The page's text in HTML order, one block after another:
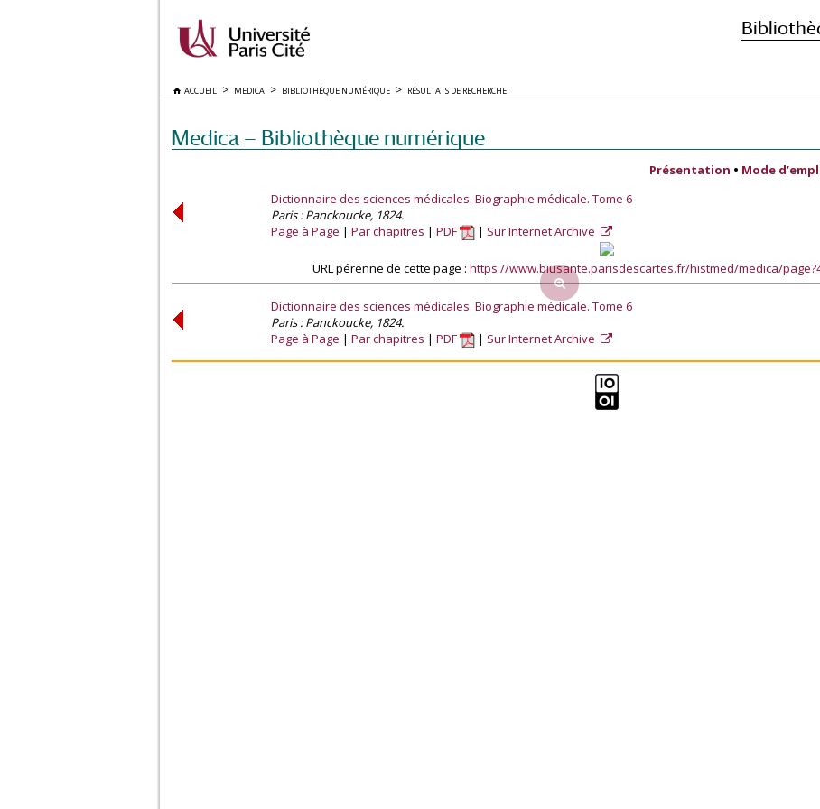
ACCUEIL MEDICA BIBLIOTHÈQUE NUMÉRIQUE RÉSULTATS DE RECHERCHE
Medica — Bibliothèque numérique
Présentation • Mode
Dictionnaire des sciences médicales. Biographie médicale. Tome 6
Paris : Panckoucke, 1824.
Page à Page
Par chapitres PDF Sur Internet Archive
URL pérenne de cette page : https://www.biusante.parisdescartes.fr/histmed/medica/
Dictionnaire des sciences médicales. Biographie médicale. Tome 6
Paris : Panckoucke, 1824.
Page à Page
Par chapitres PDF Sur Internet Archive